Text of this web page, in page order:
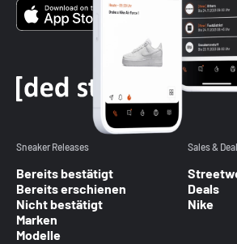
Sneaker Releases
Bereits bestätigt
Bereits erschienen
Nicht bestätigt
Marken
Modelle
Sales &
Deals
Nike